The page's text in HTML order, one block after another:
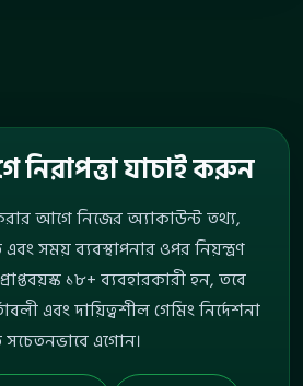
যাচাই করুন
আগে নিজের অ্যাকাউন্ট তথ্য,
সময় ব্যবস্থাপনার ওপর নিয়ন্ত্রণ
১৮+ ব্যবহারকারী হন, তবে
এবং দায়িত্বশীল গেমিং নির্দেশনা
সচেতনভাবে এগোন।